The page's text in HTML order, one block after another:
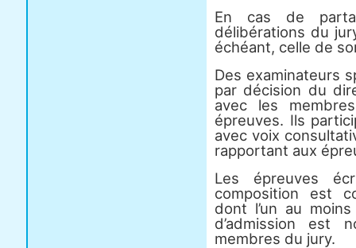
En cas de
délibérations du
échéant, celle de
Des examinateurs
par décision du
avec les
épreuves. Ils
avec voix
rapportant aux
Les épreuves
composition est
dont l’un au
d’admission est
membres du jury.